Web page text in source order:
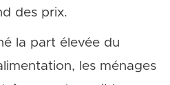
des prix.
la part élevée du
les ménages